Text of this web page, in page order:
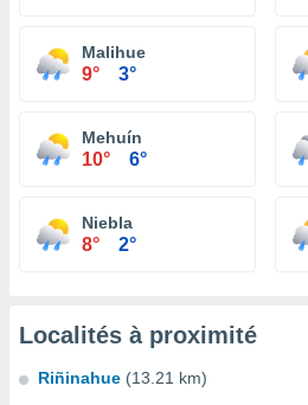
Malihue
9° 3°
Mehuín
10° 6°
Niebla
8° 2°
Localités à proximité
Riñinahue (13.21 km)